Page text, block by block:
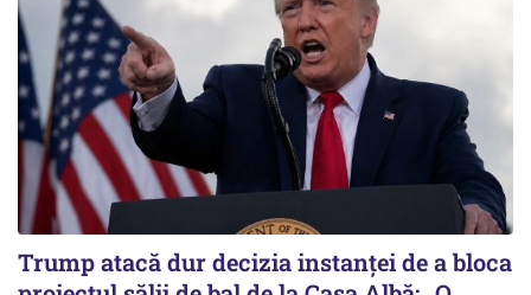
Trump atacă dur decizia instanţei de a bloca